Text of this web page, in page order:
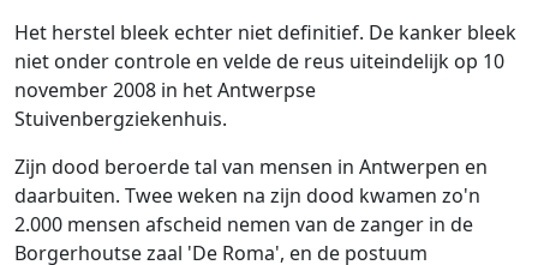
Het herstel bleek echter niet definitief. De kanker bleek
niet onder controle en velde de reus uiteindelijk op 10
november 2008 in het Antwerpse
Stuivenbergziekenhuis.
Zijn dood beroerde tal van mensen in Antwerpen en
daarbuiten. Twee weken na zijn dood kwamen zo'n
2.000 mensen afscheid nemen van de zanger in de
Borgerhoutse zaal 'De Roma', en de postuum